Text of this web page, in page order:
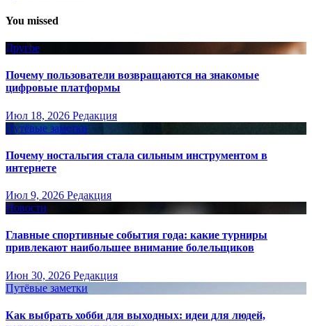
You missed
Другое
Почему пользователи возвращаются на знакомые
цифровые платформы
Июл 18, 2026 Редакция
Путёвые заметки
Почему ностальгия стала сильным инструментом в
интернете
Июл 9, 2026 Редакция
Новости
Главные спортивные события года: какие турниры
привлекают наибольшее внимание болельщиков
Июн 30, 2026 Редакция
Путёвые заметки
Как выбрать хобби для выходных: идеи для людей,